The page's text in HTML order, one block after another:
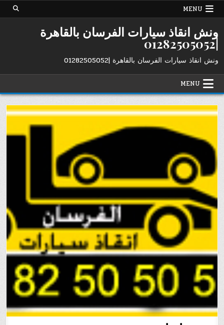
Skip
MENU
ونش انقاذ سيارات الفرسان بالقاهرة
|01282505052
ونش انقاذ سيارات الفرسان بالقاهرة |01282505052
MENU